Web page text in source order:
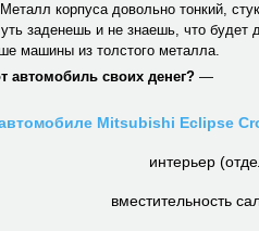
корпуса довольно тонкий,
заденешь и не знаешь, что
машины из толстого металла.
автомобиль своих денег? —
Mitsubishi Eclipse
интерьер
вместительность